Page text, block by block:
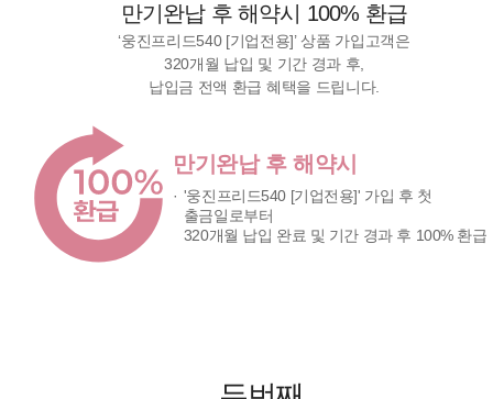
만기완납 후 해약시 100% 환급
‘웅진프리드540 [기업전용]’ 상품 가입고객은
320개월 납입 및 기간 경과 후,
납입금 전액 환급 혜택을 드립니다.
만기완납 후 해약시
'웅진프리드540 [기업전용]' 가입 후 첫
출금일로부터
320개월 납입 완료 및 기간 경과 후 100% 환급